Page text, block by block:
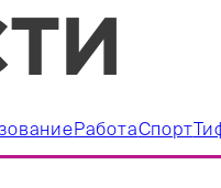
РаботаСпорт